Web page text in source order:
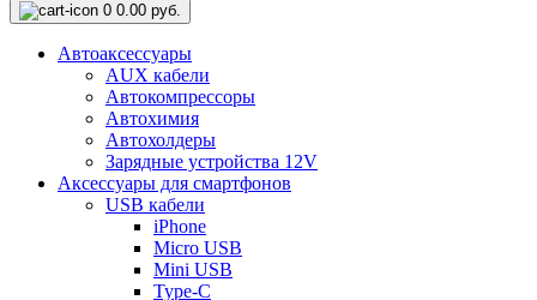
0 0.00 руб.
Автоаксессуары
AUX кабели
Автокомпрессоры
Автохимия
Автохолдеры
Зарядные устройства 12V
Аксессуары для смартфонов
USB кабели
iPhone
Micro USB
Mini USB
Type-C